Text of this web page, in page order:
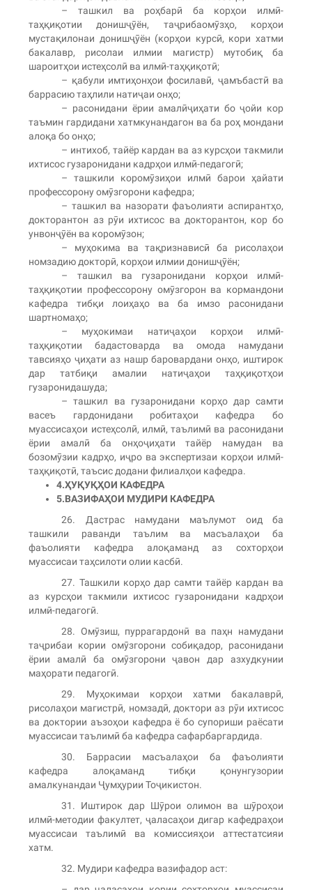
– ташкил ва роҳбарӣ ба корҳои илмӣ-
таҳқиқотии донишҷӯён, таҷрибаомӯзҳо, корҳои
мустақилонаи донишҷӯён (корҳои курсӣ, кори хатми
бакалавр, рисолаи илмии магистр) мутобиқ ба
шароитҳои истеҳсолӣ ва илмӣ-таҳқиқотӣ;
– қабули имтиҳонҳои фосилавӣ, ҷамъбастӣ ва
баррасию таҳлили натиҷаи онҳо;
– расонидани ёрии амалӣҷиҳати бо ҷойи кор
таъмин гардидани хатмкунандагон ва ба роҳ мондани
алоқа бо онҳо;
– интихоб, тайёр кардан ва аз курсҳои такмили
ихтисос гузаронидани кадрҳои илмӣ-педагогӣ;
– ташкили коромӯзиҳои илмӣ барои ҳайати
профессорону омӯзгорони кафедра;
– ташкил ва назорати фаъолияти аспирантҳо,
докторантон аз рӯи ихтисос ва докторантон, кор бо
унвонҷӯён ва коромӯзон;
– муҳокима ва тақризнависӣ ба рисолаҳои
номзадию докторӣ, корҳои илмии донишҷӯён;
– ташкил ва гузаронидани корҳои илмӣ-
таҳқиқотии профессорону омӯзгорон ва кормандони
кафедра тибқи лоиҳаҳо ва ба имзо расонидани
шартномаҳо;
– муҳокимаи натиҷаҳои корҳои илмӣ-
таҳқиқотии бадастоварда ва омода намудани
тавсияҳо ҷиҳати аз нашр баровардани онҳо, иштирок
дар татбиқи амалии натиҷаҳои таҳқиқотҳои
гузаронидашуда;
– ташкил ва гузаронидани корҳо дар самти
васеъ гардонидани робитаҳои кафедра бо
муассисаҳои истеҳсолӣ, илмӣ, таълимӣ ва расонидани
ёрии амалӣ ба онҳоҷиҳати тайёр намудан ва
бозомӯзии кадрҳо, иҷро ва экспертизаи корҳои илмӣ-
таҳқиқотӣ, таъсис додани филиалҳои кафедра.
4.ҲУҚУҚҲОИ КАФЕДРА
5.ВАЗИФАҲОИ МУДИРИ КАФЕДРА
26. Дастрас намудани маълумот оид ба
ташкили раванди таълим ва масъалаҳои ба
фаъолияти кафедра алоқаманд аз сохторҳои
муассисаи таҳсилоти олии касбӣ.
27. Ташкили корҳо дар самти тайёр кардан ва
аз курсҳои такмили ихтисос гузаронидани кадрҳои
илмӣ-педагогӣ.
28. Омӯзиш, пуррагардонӣ ва паҳн намудани
таҷрибаи кории омӯзгорони собиқадор, расонидани
ёрии амалӣ ба омӯзгорони ҷавон дар азхудкунии
маҳорати педагогӣ.
29. Муҳокимаи корҳои хатми бакалаврӣ,
рисолаҳои магистрӣ, номзадӣ, доктори аз рӯи ихтисос
ва доктории аъзоҳои кафедра ё бо супориши раёсати
муассисаи таълимӣ ба кафедра сафарбаргардида.
30. Баррасии масъалаҳои ба фаъолияти
кафедра алоқаманд тибқи қонунгузории
амалкунандаи Ҷумҳурии Тоҷикистон.
31. Иштирок дар Шӯрои олимон ва шӯроҳои
илмӣ-методии факултет, ҷаласаҳои дигар кафедраҳои
муассисаи таълимӣ ва комиссияҳои аттестатсияи
хатм.
32. Мудири кафедра вазифадор аст: